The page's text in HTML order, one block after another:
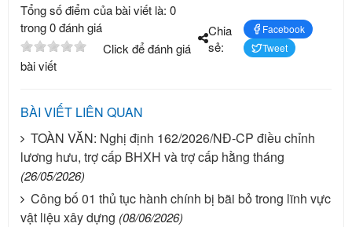
Tổng số điểm của bài viết là: 0
trong 0 đánh giá
Click để đánh giá
bài viết
Chia
sẻ:
Facebook
Tweet
BÀI VIẾT LIÊN QUAN
TOÀN VĂN: Nghị định 162/2026/NĐ-CP điều chỉnh
lương hưu, trợ cấp BHXH và trợ cấp hằng tháng
(26/05/2026)
Công bố 01 thủ tục hành chính bị bãi bỏ trong lĩnh vực
vật liệu xây dựng (08/06/2026)